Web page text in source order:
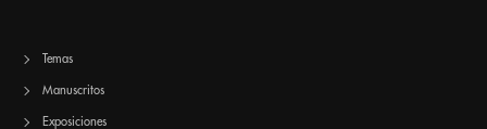
Temas
Manuscritos
Exposiciones